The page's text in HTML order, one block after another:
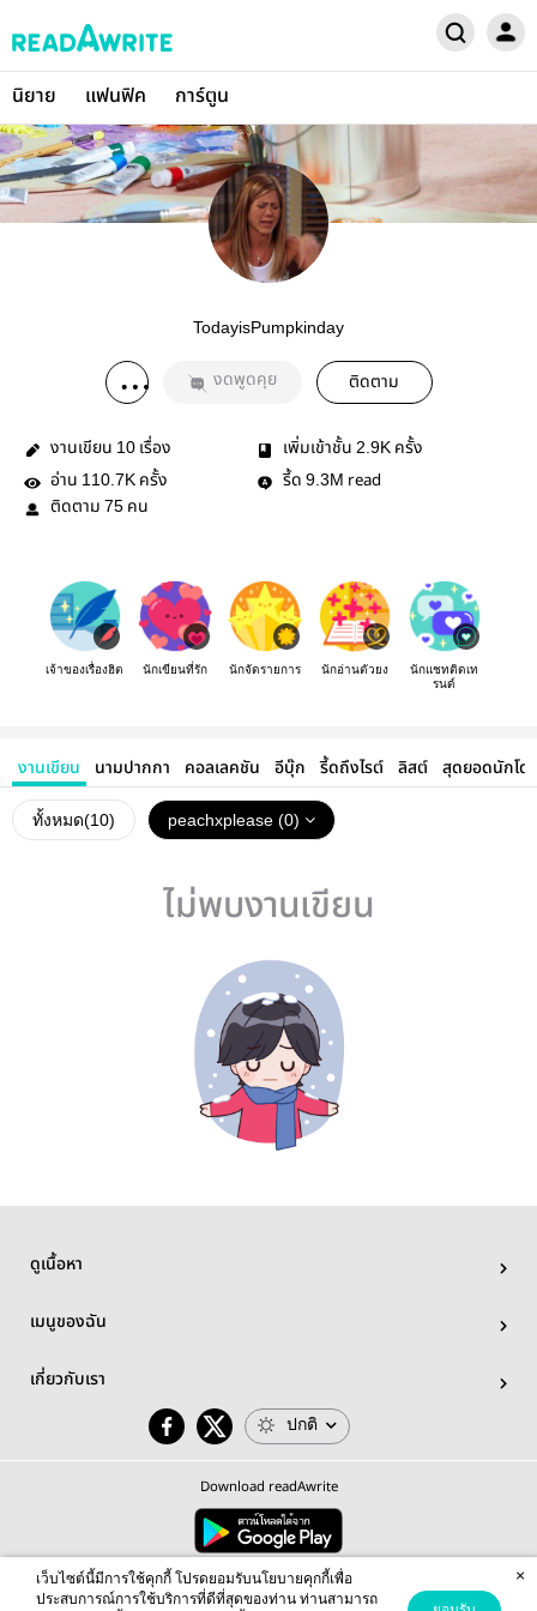
นิยาย แฟนฟิค การ์ตูน
TodayisPumpkinday
งดพูดคุย ติดตาม
งานเขียน 10 เรื่อง เพิ่มเข้าชั้น 2.9K ครั้ง
อ่าน 110.7K ครั้ง รี้ด 9.3M read
ติดตาม 75 คน
เจ้าของเรื่องฮิต นักเขียนที่รัก นักจัดรายการ นักอ่านตัวยง
นักแชทติดเท
รนด์
งานเขียน นามปากกา คอลเลคชัน อีบุ๊ก รี้ดถึงไรต์ ลิสต์ สุดยอดนักโด
ทั้งหมด(10) peachxplease (0)
ไม่พบงานเขียน
ดูเนื้อหา
เมนูของฉัน
เกี่ยวกับเรา
ปกติ
Download readAwrite
© 2026 readAwrite.com by MEB Corporation Public Company Limited
This site is protected by reCAPTCHA and the Google Privacy Policy Terms of Serviceapply.
เว็บไซต์นี้มีการใช้คุกกี้ โปรดยอมรับนโยบายคุกกี้เพื่อ
ประสบการณ์การใช้บริการที่ดีที่สุดของท่าน ท่านสามารถ
×